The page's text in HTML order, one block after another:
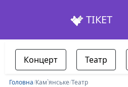
ТІКЕТ
Концерт Театр
Головна/Кам`янське/Театр